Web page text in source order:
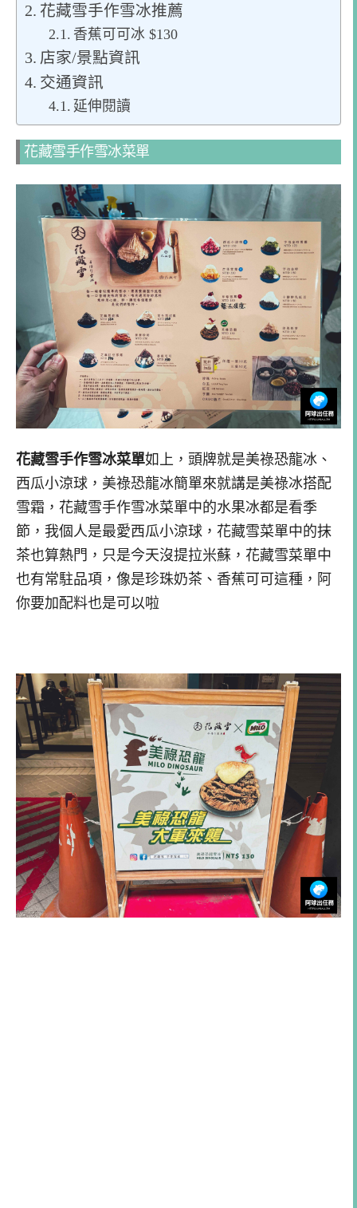
花藏雪手作雪冰推薦
香蕉可可冰 $130
店家/景點資訊
交通資訊
延伸閱讀
花藏雪手作雪冰菜單
花藏雪手作雪冰菜單如上，頭牌就是美祿恐龍冰、
西瓜小涼球，美祿恐龍冰簡單來就講是美祿冰搭配
雪霜，花藏雪手作雪冰菜單中的水果冰都是看季
節，我個人是最愛西瓜小涼球，花藏雪菜單中的抹
茶也算熱門，只是今天沒提拉米蘇，花藏雪菜單中
也有常駐品項，像是珍珠奶茶、香蕉可可這種，阿
你要加配料也是可以啦